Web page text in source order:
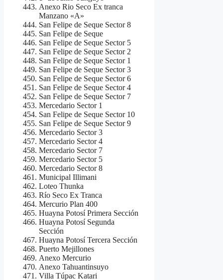
Anexo Rio Seco Ex tranca
Manzano «A»
San Felipe de Seque Sector 8
San Felipe de Seque
San Felipe de Seque Sector 5
San Felipe de Seque Sector 2
San Felipe de Seque Sector 1
San Felipe de Seque Sector 3
San Felipe de Seque Sector 6
San Felipe de Seque Sector 4
San Felipe de Seque Sector 7
Mercedario Sector 1
San Felipe de Seque Sector 10
San Felipe de Seque Sector 9
Mercedario Sector 3
Mercedario Sector 4
Mercedario Sector 7
Mercedario Sector 5
Mercedario Sector 8
Municipal Illimani
Loteo Thunka
Río Seco Ex Tranca
Mercurio Plan 400
Huayna Potosí Primera Sección
Huayna Potosí Segunda
Sección
Huayna Potosí Tercera Sección
Puerto Mejillones
Anexo Mercurio
Anexo Tahuantinsuyo
Villa Túpac Katari